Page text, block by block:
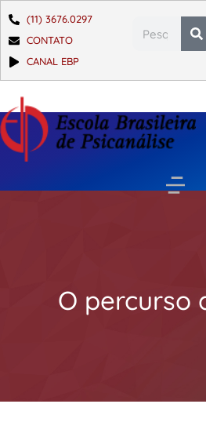
(11) 3676.0297
CONTATO
CANAL EBP
O percurso